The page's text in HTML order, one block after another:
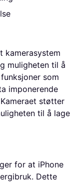
kamerasystem
muligheten til å
som
imponerende
støtter
til å lage
for at iPhone
Dette